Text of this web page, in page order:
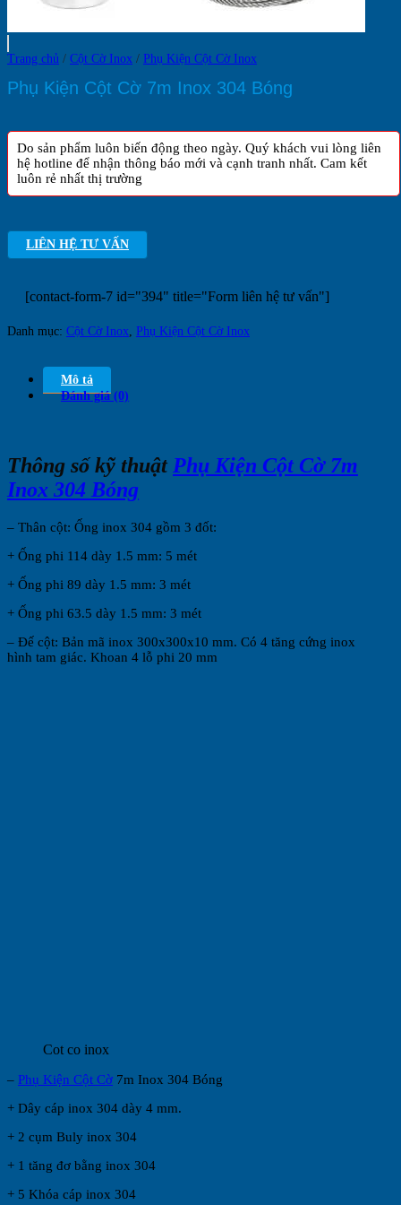
Trang chủ / Cột Cờ Inox / Phụ Kiện Cột Cờ Inox
Phụ Kiện Cột Cờ 7m Inox 304 Bóng
Do sản phẩm luôn biến động theo ngày. Quý khách vui lòng liên
hệ hotline để nhận thông báo mới và cạnh tranh nhất. Cam kết
luôn rẻ nhất thị trường
LIÊN HỆ TƯ VẤN
[contact-form-7 id="394" title="Form liên hệ tư vấn"]
Danh mục: Cột Cờ Inox, Phụ Kiện Cột Cờ Inox
Mô tả
Đánh giá (0)
Thông số kỹ thuậtPhụ Kiện Cột Cờ 7m
Inox 304 Bóng
– Thân cột: Ống inox 304 gồm 3 đốt:
+ Ống phi 114 dày 1.5 mm: 5 mét
+ Ống phi 89 dày 1.5 mm: 3 mét
+ Ống phi 63.5 dày 1.5 mm: 3 mét
– Đế cột: Bản mã inox 300x300x10 mm. Có 4 tăng cứng inox
hình tam giác. Khoan 4 lỗ phi 20 mm
Cot co inox
– Phụ Kiện Cột Cờ 7m Inox 304 Bóng
+ Dây cáp inox 304 dày 4 mm.
+ 2 cụm Buly inox 304
+ 1 tăng đơ bằng inox 304
+ 5 Khóa cáp inox 304